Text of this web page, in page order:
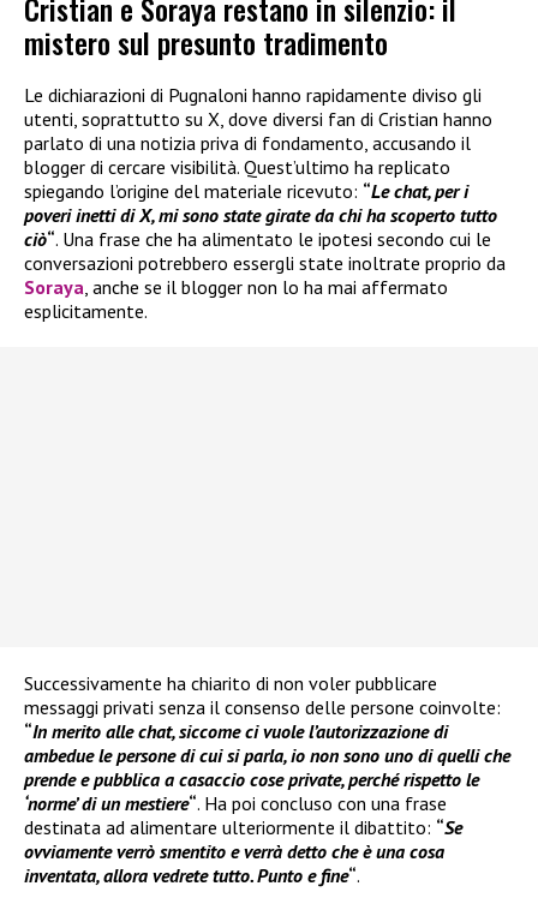
mistero sul presunto tradimento
Le dichiarazioni di Pugnaloni hanno rapidamente diviso gli
utenti, soprattutto su X, dove diversi fan di Cristian hanno
parlato di una notizia priva di fondamento, accusando il
blogger di cercare visibilità. Quest’ultimo ha replicato
spiegando l’origine del materiale ricevuto: “Le chat, per i
poveri inetti di X, mi sono state girate da chi ha scoperto tutto
ciò“. Una frase che ha alimentato le ipotesi secondo cui le
conversazioni potrebbero essergli state inoltrate proprio da
Soraya, anche se il blogger non lo ha mai affermato
esplicitamente.
Successivamente ha chiarito di non voler pubblicare
messaggi privati senza il consenso delle persone coinvolte:
“In merito alle chat, siccome ci vuole l’autorizzazione di
ambedue le persone di cui si parla, io non sono uno di quelli che
prende e pubblica a casaccio cose private, perché rispetto le
‘norme’ di un mestiere“. Ha poi concluso con una frase
destinata ad alimentare ulteriormente il dibattito: “Se
ovviamente verrò smentito e verrà detto che è una cosa
inventata, allora vedrete tutto. Punto e fine“.